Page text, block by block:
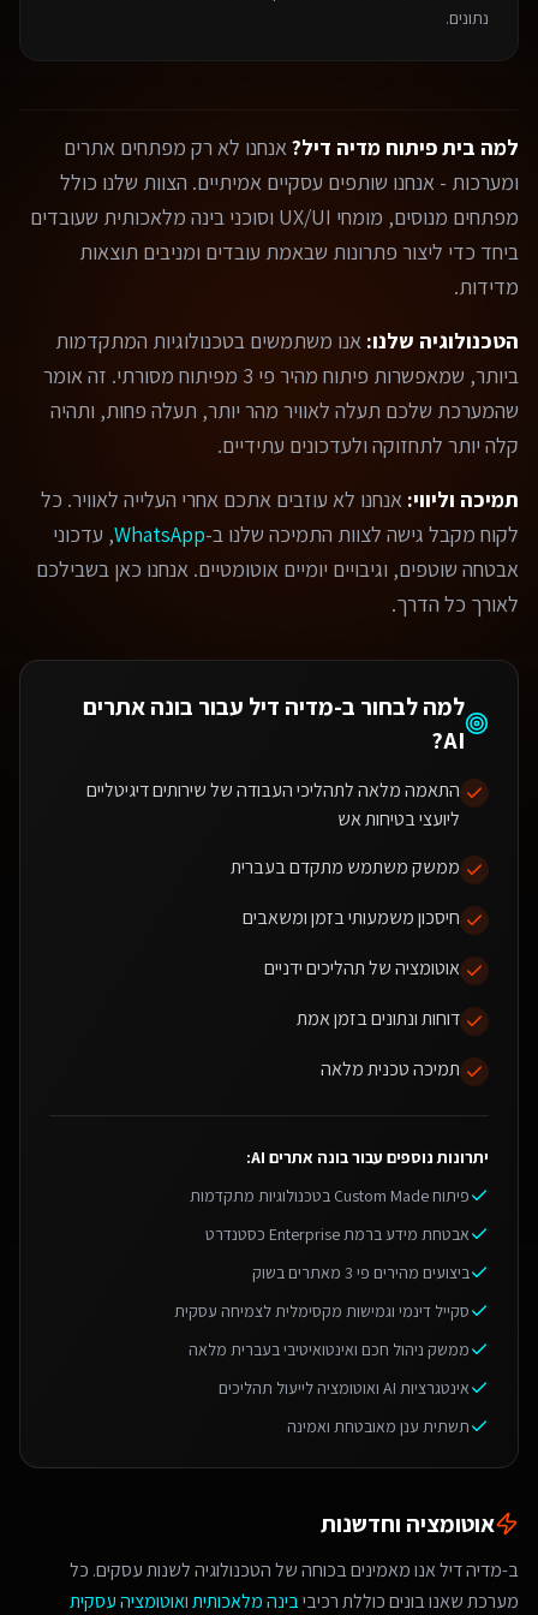
נתונים.
למה בית פיתוח מדיה דיל?אנחנו לא רק מפתחים אתרים
ומערכות - אנחנו שותפים עסקיים אמיתיים. הצוות שלנו כולל
מפתחים מנוסים, מומחי UX/UI וסוכני בינה מלאכותית שעובדים
ביחד כדי ליצור פתרונות שבאמת עובדים ומניבים תוצאות
מדידות.
הטכנולוגיה שלנו: אנו משתמשים בטכנולוגיות המתקדמות
ביותר, שמאפשרות פיתוח מהיר פי 3 מפיתוח מסורתי. זה אומר
שהמערכת שלכם תעלה לאוויר מהר יותר, תעלה פחות, ותהיה
קלה יותר לתחזוקה ולעדכונים עתידיים.
תמיכה וליווי: אנחנו לא עוזבים אתכם אחרי העלייה לאוויר. כל
לקוח מקבל גישה לצוות התמיכה שלנו ב-WhatsApp, עדכוני
אבטחה שוטפים, וגיבויים יומיים אוטומטיים. אנחנו כאן בשבילכם
לאורך כל הדרך.
למה לבחור ב-מדיה דיל עבור בונה אתרים
AI
?
התאמה מלאה לתהליכי העבודה של שירותים דיגיטליים
ליועצי בטיחות אש
ממשק משתמש מתקדם בעברית
חיסכון משמעותי בזמן ומשאבים
אוטומציה של תהליכים ידניים
דוחות ונתונים בזמן אמת
תמיכה טכנית מלאה
יתרונות נוספים עבורבונה אתרים AI
:
פיתוח Custom Made בטכנולוגיות מתקדמות
אבטחת מידע ברמת Enterprise כסטנדרט
ביצועים מהירים פי 3 מאתרים בשוק
סקייל דינמי וגמישות מקסימלית לצמיחה עסקית
ממשק ניהול חכם ואינטואיטיבי בעברית מלאה
אינטגרציות AI ואוטומציה לייעול תהליכים
תשתית ענן מאובטחת ואמינה
אוטומציה וחדשנות
ב-מדיה דיל אנו מאמינים בכוחה של הטכנולוגיה לשנות עסקים. כל
מערכת שאנו בונים כוללת רכיביבינה מלאכותיתואוטומציה עסקית